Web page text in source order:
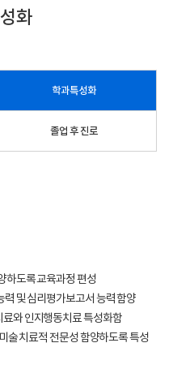
화
학과특성화
졸업 후 진로
하도록 교육과정 편성
및 심리평가보고서 능력 함양
와 인지행동치료 특성화함
술 치료적 전문성 함양하도록 특성